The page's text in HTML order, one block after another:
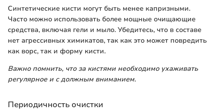
Синтетические кисти могут быть менее капризными.
Часто можно использовать более мощные очищающие
средства, включая гели и мыло. Убедитесь, что в составе
нет агрессивных химикатов, так как это может повредить
как ворс, так и форму кисти.
Важно помнить, что за кистями необходимо ухаживать
регулярное и с должным вниманием.
Периодичность очистки